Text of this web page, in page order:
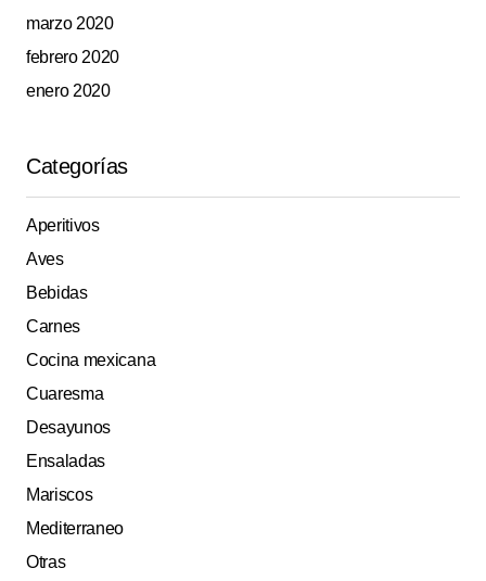
marzo 2020
febrero 2020
enero 2020
Categorías
Aperitivos
Aves
Bebidas
Carnes
Cocina mexicana
Cuaresma
Desayunos
Ensaladas
Mariscos
Mediterraneo
Otras